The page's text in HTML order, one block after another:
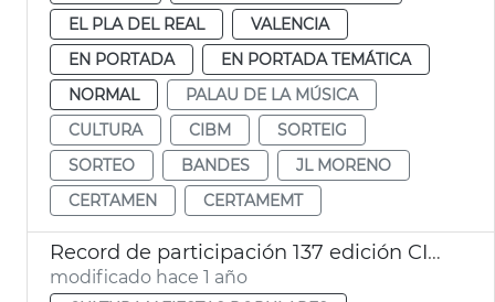
EL PLA DEL REAL
VALENCIA
EN PORTADA
EN PORTADA TEMÁTICA
NORMAL
PALAU DE LA MÚSICA
CULTURA
CIBM
SORTEIG
SORTEO
BANDES
JL MORENO
CERTAMEN
CERTAMEMT
Record de participación 137 edición CIBM Ciudad de València
modificado hace 1 año